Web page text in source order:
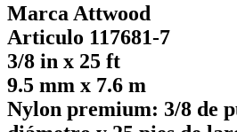
Marca Attwood
Articulo 117681-7
3/8 in x 25 ft
9.5 mm x 7.6 m
Nylon premium: 3/8 de